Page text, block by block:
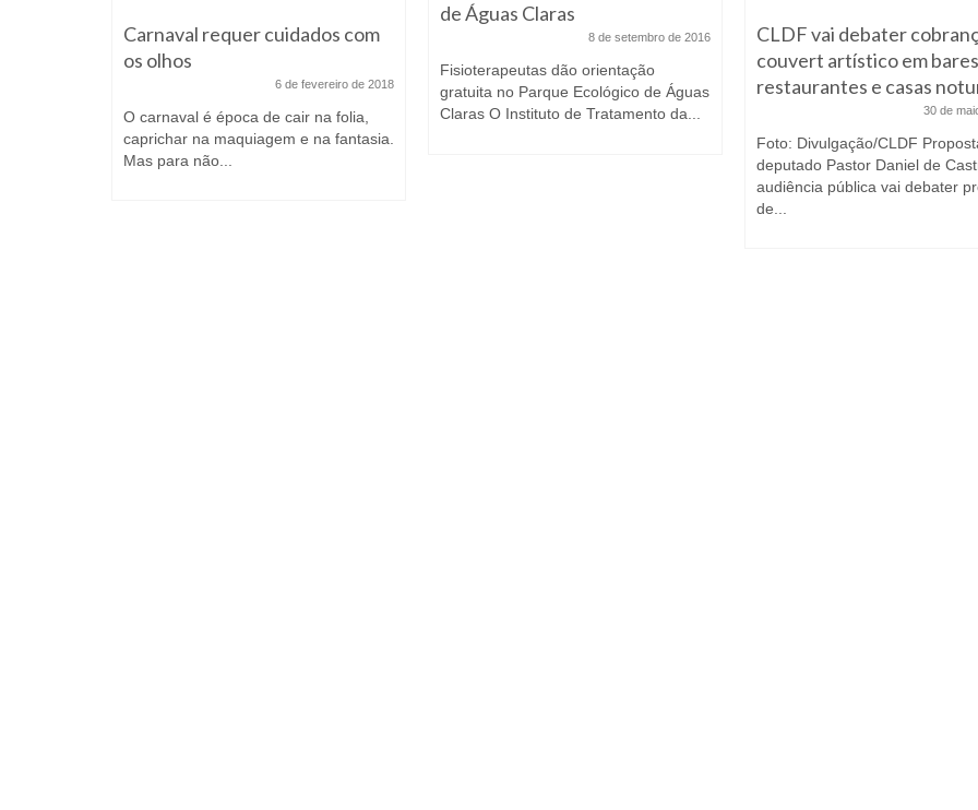
Carnaval requer cuidados com
os olhos
6 de fevereiro de 2018
O carnaval é época de cair na folia,
caprichar na maquiagem e na fantasia.
Mas para não...
de Águas Claras
8 de setembro de 2016
Fisioterapeutas dão orientação
gratuita no Parque Ecológico de Águas
Claras O Instituto de Tratamento da...
CLDF vai debater
couvert artístico em
restaurantes e casas
30 de
Foto: Divulgação/CLDF
deputado Pastor Daniel de
audiência pública vai debater
de...